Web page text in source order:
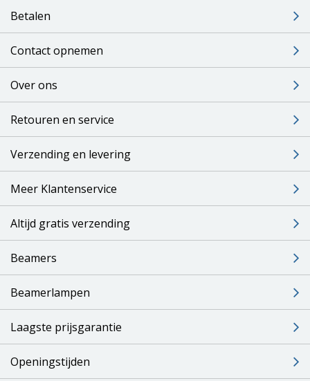
Betalen
Contact opnemen
Over ons
Retouren en service
Verzending en levering
Meer Klantenservice
Altijd gratis verzending
Beamers
Beamerlampen
Laagste prijsgarantie
Openingstijden